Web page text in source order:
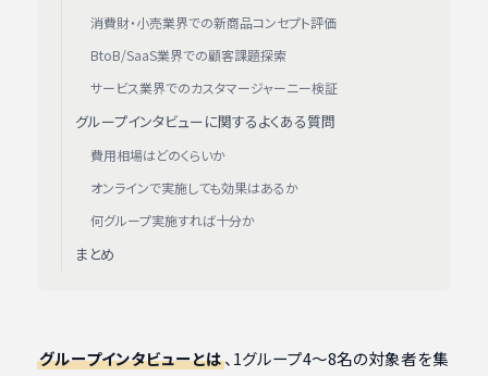
グループインタビューとは、1グループ4〜8名の対象者を集
消費財・小売業界での新商品コンセプト評価
BtoB/SaaS業界での顧客課題探索
サービス業界でのカスタマージャーニー検証
グループインタビューに関するよくある質問
費用相場はどのくらいか
オンラインで実施しても効果はあるか
何グループ実施すれば十分か
まとめ